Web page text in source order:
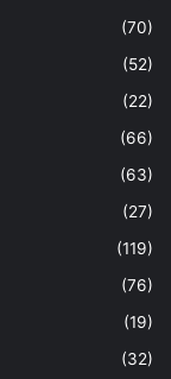
(70)
(52)
(22)
(66)
(63)
(27)
(119)
(76)
(19)
(32)